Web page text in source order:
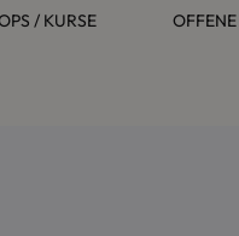
/ KURSE